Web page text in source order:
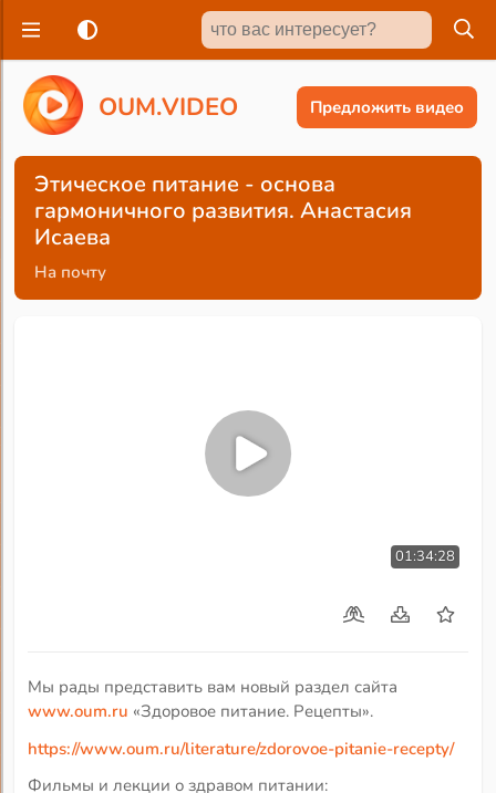
OUM.VIDEO Предложить видео
Этическое питание - основа
гармоничного развития. Анастасия
Исаева
На почту
01:34:28
Мы рады представить вам новый раздел сайта
www.oum.ru «Здоровое питание. Рецепты».
https://www.oum.ru/literature/zdorovoe-pitanie-recepty/
Фильмы и лекции о здравом питании: